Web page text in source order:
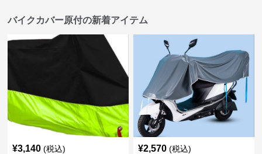
バイクカバー原付の新着アイテム
¥3,140 (税込) ¥2,570 (税込)